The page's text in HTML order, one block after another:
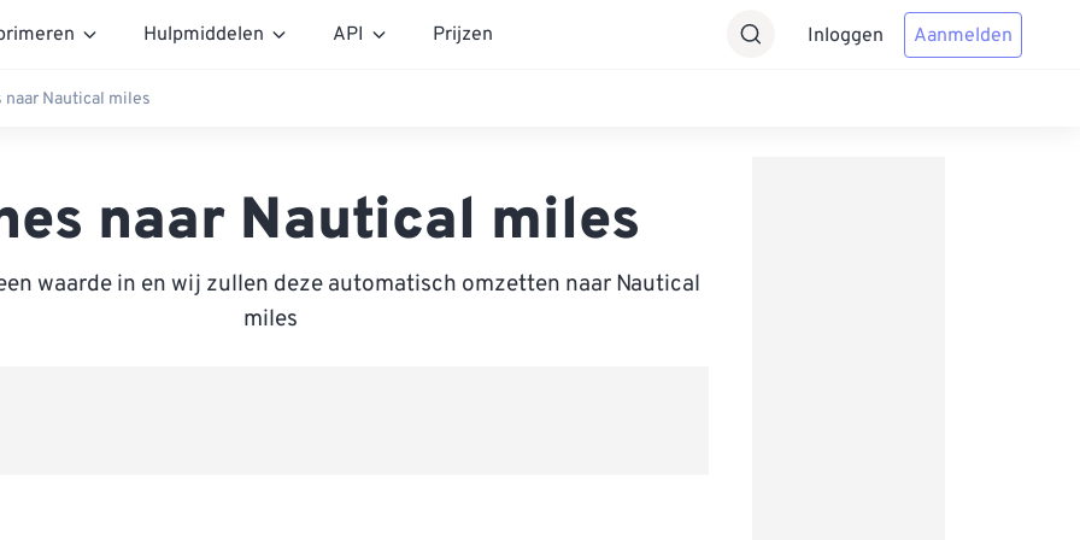
Hulpmiddelen API Prijzen Inloggen Aanmelden
naar Nautical miles
naar Nautical miles
waarde in en wij zullen deze automatisch omzetten naar Nautical
miles